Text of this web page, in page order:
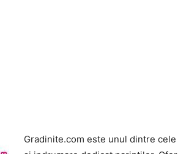
Gradinite.com este unul dintre